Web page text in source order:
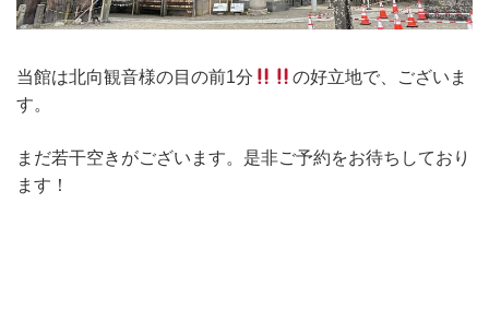
当館は北向観音様の目の前1分
の好立地で、ございま
す。
まだ若干空きがございます。是非ご予約をお待ちしており
ます！